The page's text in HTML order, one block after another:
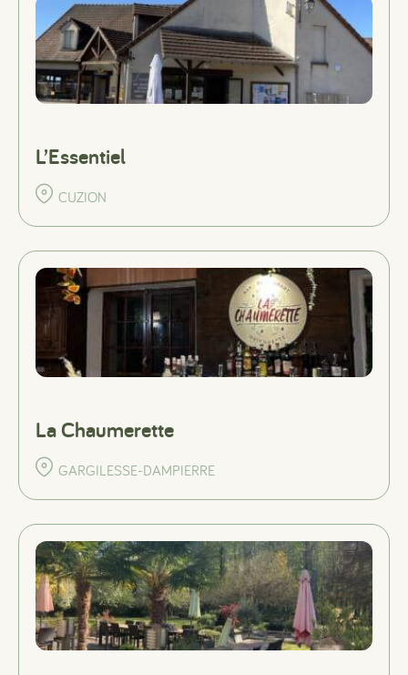
L’Essentiel
CUZION
La Chaumerette
GARGILESSE-DAMPIERRE
# # #